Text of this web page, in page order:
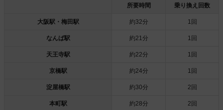
所要時間 乗り換え回数
大阪駅・梅田駅 約32分 1回
なんば駅 約21分 1回
天王寺駅 約22分 1回
京橋駅 約24分 1回
淀屋橋駅 約30分 2回
本町駅 約28分 2回